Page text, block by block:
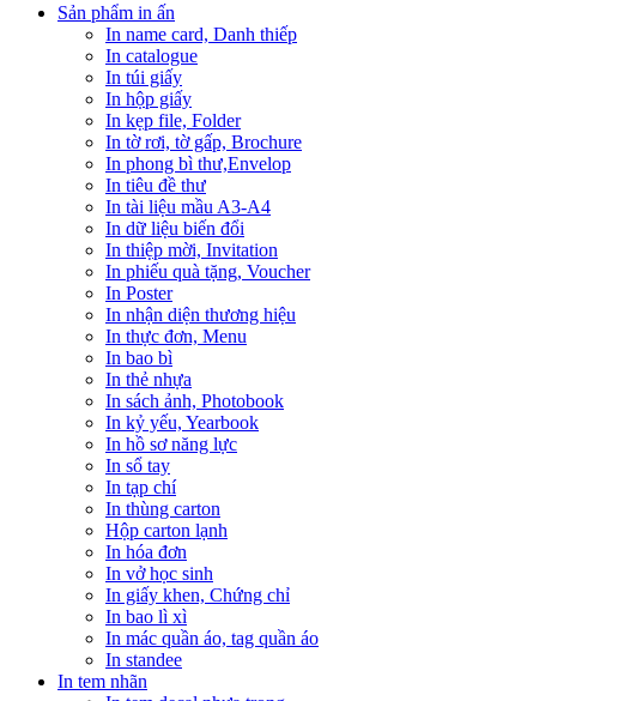
Sản phẩm in ấn
In name card, Danh thiếp
In catalogue
In túi giấy
In hộp giấy
In kẹp file, Folder
In tờ rơi, tờ gấp, Brochure
In phong bì thư,Envelop
In tiêu đề thư
In tài liệu mầu A3-A4
In dữ liệu biến đổi
In thiệp mời, Invitation
In phiếu quà tặng, Voucher
In Poster
In nhận diện thương hiệu
In thực đơn, Menu
In bao bì
In thẻ nhựa
In sách ảnh, Photobook
In kỷ yếu, Yearbook
In hồ sơ năng lực
In sổ tay
In tạp chí
In thùng carton
Hộp carton lạnh
In hóa đơn
In vở học sinh
In giấy khen, Chứng chỉ
In bao lì xì
In mác quần áo, tag quần áo
In standee
In tem nhãn